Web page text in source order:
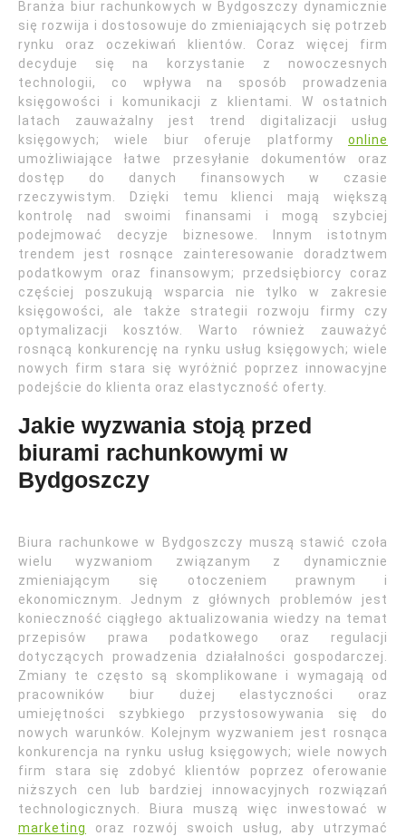
Branża biur rachunkowych w Bydgoszczy dynamicznie
się rozwija i dostosowuje do zmieniających się potrzeb
rynku oraz oczekiwań klientów. Coraz więcej firm
decyduje się na korzystanie z nowoczesnych
technologii, co wpływa na sposób prowadzenia
księgowości i komunikacji z klientami. W ostatnich
latach zauważalny jest trend digitalizacji usług
księgowych; wiele biur oferuje platformy online
umożliwiające łatwe przesyłanie dokumentów oraz
dostęp do danych finansowych w czasie
rzeczywistym. Dzięki temu klienci mają większą
kontrolę nad swoimi finansami i mogą szybciej
podejmować decyzje biznesowe. Innym istotnym
trendem jest rosnące zainteresowanie doradztwem
podatkowym oraz finansowym; przedsiębiorcy coraz
częściej poszukują wsparcia nie tylko w zakresie
księgowości, ale także strategii rozwoju firmy czy
optymalizacji kosztów. Warto również zauważyć
rosnącą konkurencję na rynku usług księgowych; wiele
nowych firm stara się wyróżnić poprzez innowacyjne
podejście do klienta oraz elastyczność oferty.
Jakie wyzwania stoją przed
biurami rachunkowymi w
Bydgoszczy
Biura rachunkowe w Bydgoszczy muszą stawić czoła
wielu wyzwaniom związanym z dynamicznie
zmieniającym się otoczeniem prawnym i
ekonomicznym. Jednym z głównych problemów jest
konieczność ciągłego aktualizowania wiedzy na temat
przepisów prawa podatkowego oraz regulacji
dotyczących prowadzenia działalności gospodarczej.
Zmiany te często są skomplikowane i wymagają od
pracowników biur dużej elastyczności oraz
umiejętności szybkiego przystosowywania się do
nowych warunków. Kolejnym wyzwaniem jest rosnąca
konkurencja na rynku usług księgowych; wiele nowych
firm stara się zdobyć klientów poprzez oferowanie
niższych cen lub bardziej innowacyjnych rozwiązań
technologicznych. Biura muszą więc inwestować w
marketing
oraz rozwój swoich usług, aby utrzymać